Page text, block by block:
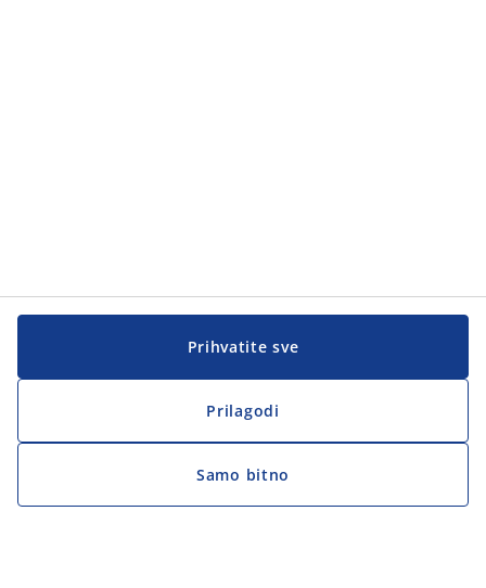
Prihvatite sve
Prilagodi
Samo bitno